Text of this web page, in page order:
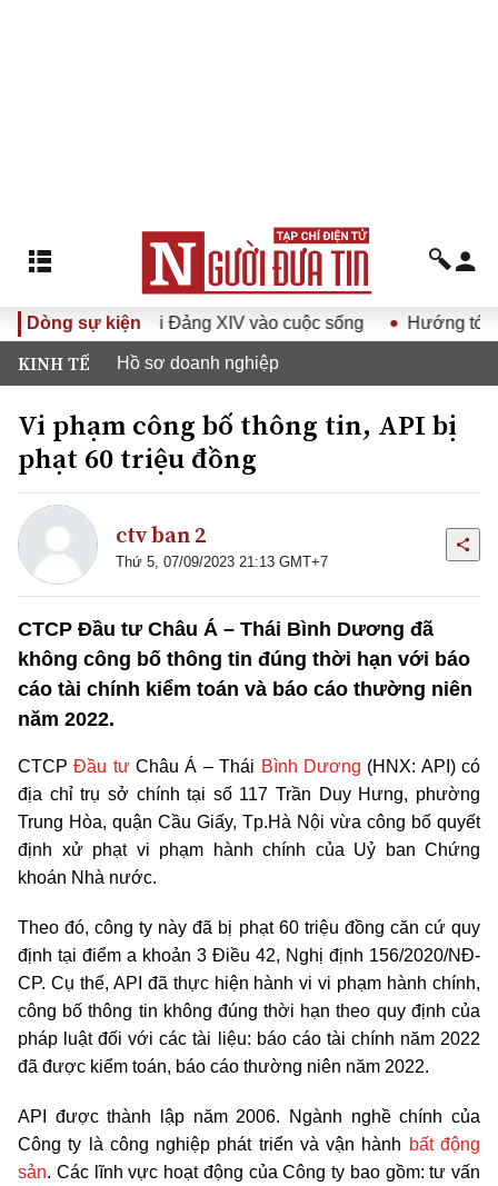
Dòng sự kiện
quyết Đại hội Đảng XIV vào cuộc sống Hướng tới Đại
KINH TẾ Hồ sơ doanh nghiệp
Vi phạm công bố thông tin, API bị
phạt 60 triệu đồng
ctv ban 2
Thứ 5, 07/09/2023 21:13 GMT+7
CTCP Đầu tư Châu Á – Thái Bình Dương đã
không công bố thông tin đúng thời hạn với báo
cáo tài chính kiểm toán và báo cáo thường niên
năm 2022.
CTCPĐầu tưChâu Á – Thái Bình Dương (HNX: API) có
địa chỉ trụ sở chính tại số 117 Trần Duy Hưng, phường
Trung Hòa, quận Cầu Giấy, Tp.Hà Nội vừa công bố quyết
định xử phạt vi phạm hành chính của Uỷ ban Chứng
khoán Nhà nước.
Theo đó, công ty này đã bị phạt 60 triệu đồng căn cứ quy
định tại điểm a khoản 3 Điều 42, Nghị định 156/2020/NĐ-
CP. Cụ thể, API đã thực hiện hành vi vi phạm hành chính,
công bố thông tin không đúng thời hạn theo quy định của
pháp luật đối với các tài liệu: báo cáo tài chính năm 2022
đã được kiểm toán, báo cáo thường niên năm 2022.
API được thành lập năm 2006. Ngành nghề chính của
Công ty là công nghiệp phát triển và vận hành bất động
sản. Các lĩnh vực hoạt động của Công ty bao gồm: tư vấn